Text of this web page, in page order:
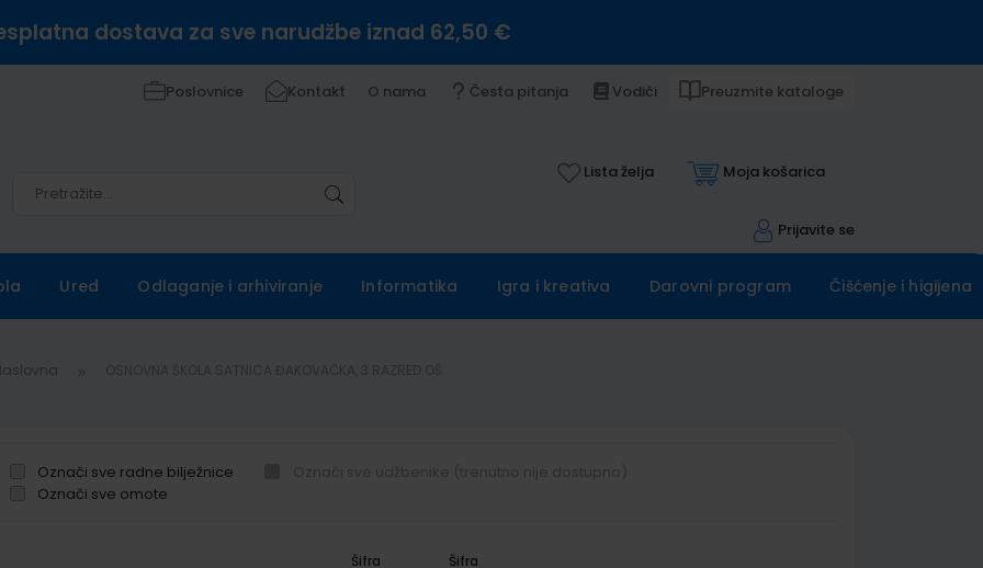
dostava za sve narudžbe iznad 62,50 €
Poslovnice Kontakt O nama Česta pitanja Vodiči Preuzmite kataloge
Lista želja Moja košarica
Prijavite se
Ured Odlaganje i arhiviranje Informatika Igra i kreativa Darovni program Čišćenje i higijena
Označi sve radne bilježnice
Označi sve omote
Šifra
Šifra